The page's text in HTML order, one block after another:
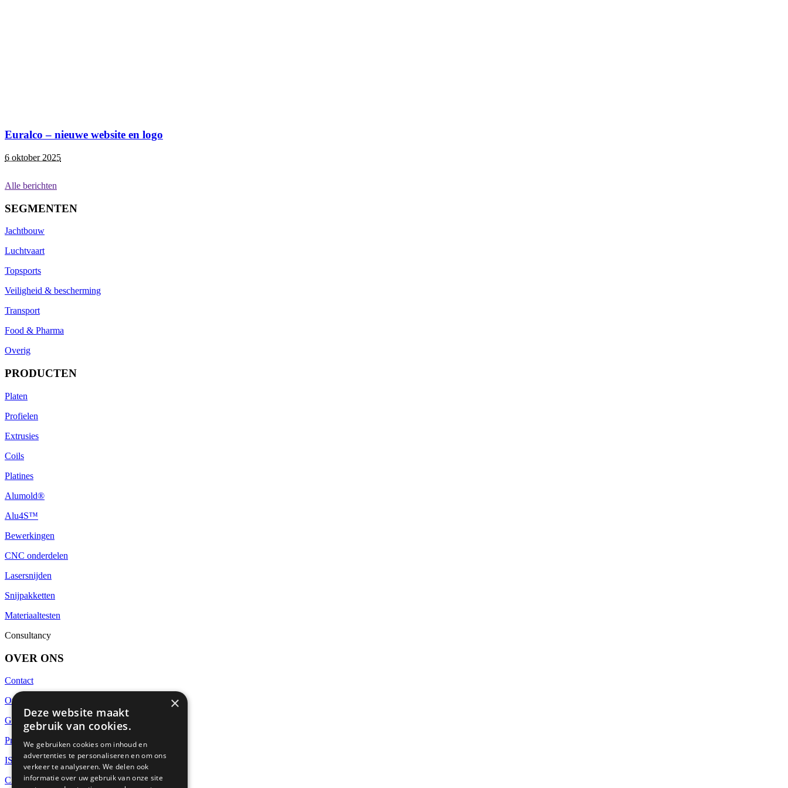
Euralco – nieuwe website en logo
6 oktober 2025
Alle berichten
SEGMENTEN
Jachtbouw
Luchtvaart
Topsports
Veiligheid & bescherming
Transport
Food & Pharma
Overig
PRODUCTEN
Platen
Profielen
Extrusies
Coils
Platines
Alumold®
Alu4S™
Bewerkingen
CNC onderdelen
Lasersnijden
Snijpakketten
Materiaaltesten
Consultancy
OVER ONS
Contact
Over Euralco
Global supply
Project Management
ISO-9001
CBAM
×
Deze website maakt
gebruik van cookies.
We gebruiken cookies om inhoud en
advertenties te personaliseren en om ons
verkeer te analyseren. We delen ook
informatie over uw gebruik van onze site